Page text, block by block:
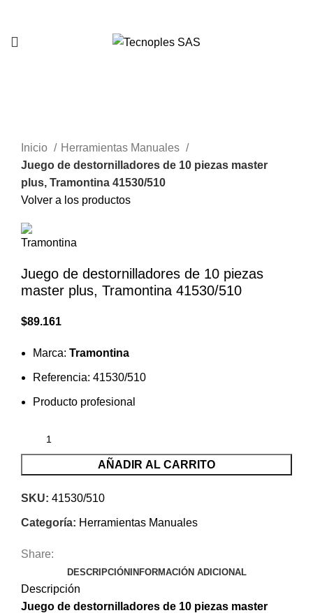
Inicio
Herramientas Manuales
Juego de destornilladores de 10 piezas master
plus, Tramontina 41530/510
Volver a los productos
Juego de destornilladores de 10 piezas
master plus, Tramontina 41530/510
$89.161
Marca: Tramontina
Referencia: 41530/510
Producto profesional
AÑADIR AL CARRITO
SKU: 41530/510
Categoría: Herramientas Manuales
Share:
DESCRIPCIÓNINFORMACIÓN ADICIONAL
Descripción
Juego de destornilladores de 10 piezas master